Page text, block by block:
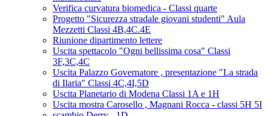
Verifica curvatura biomedica - Classi quarte
Progetto "Sicurezza stradale giovani studenti" Aula
Mezzetti Classi 4B,4C.4E
Riunione dipartimento lettere
Uscita spettacolo "Ogni bellissima cosa" Classi
3F,3C,4C
Uscita Palazzo Governatore , presentazione "La strada
di Ilaria" Classi 4C,4I,5D
Uscita Planetario di Modena Classi 1A e 1H
Uscita mostra Carosello , Magnani Rocca - classi 5H 5I